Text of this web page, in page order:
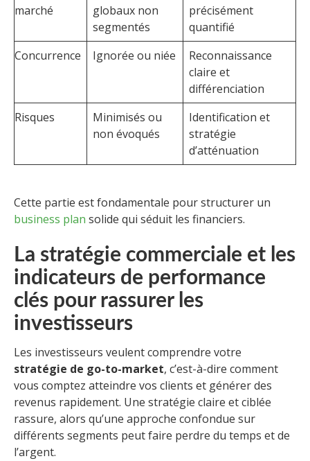
marché
globaux non
segmentés
précisément
quantifié
Concurrence
Ignorée ou niée
Reconnaissance
claire et
différenciation
Risques
Minimisés ou
non évoqués
Identification et
stratégie
d’atténuation
Cette partie est fondamentale pour structurer un
business plan solide qui séduit les financiers.
La stratégie commerciale et les
indicateurs de performance
clés pour rassurer les
investisseurs
Les investisseurs veulent comprendre votre
stratégie de go-to-market, c’est-à-dire comment
vous comptez atteindre vos clients et générer des
revenus rapidement. Une stratégie claire et ciblée
rassure, alors qu’une approche confondue sur
différents segments peut faire perdre du temps et de
l’argent.